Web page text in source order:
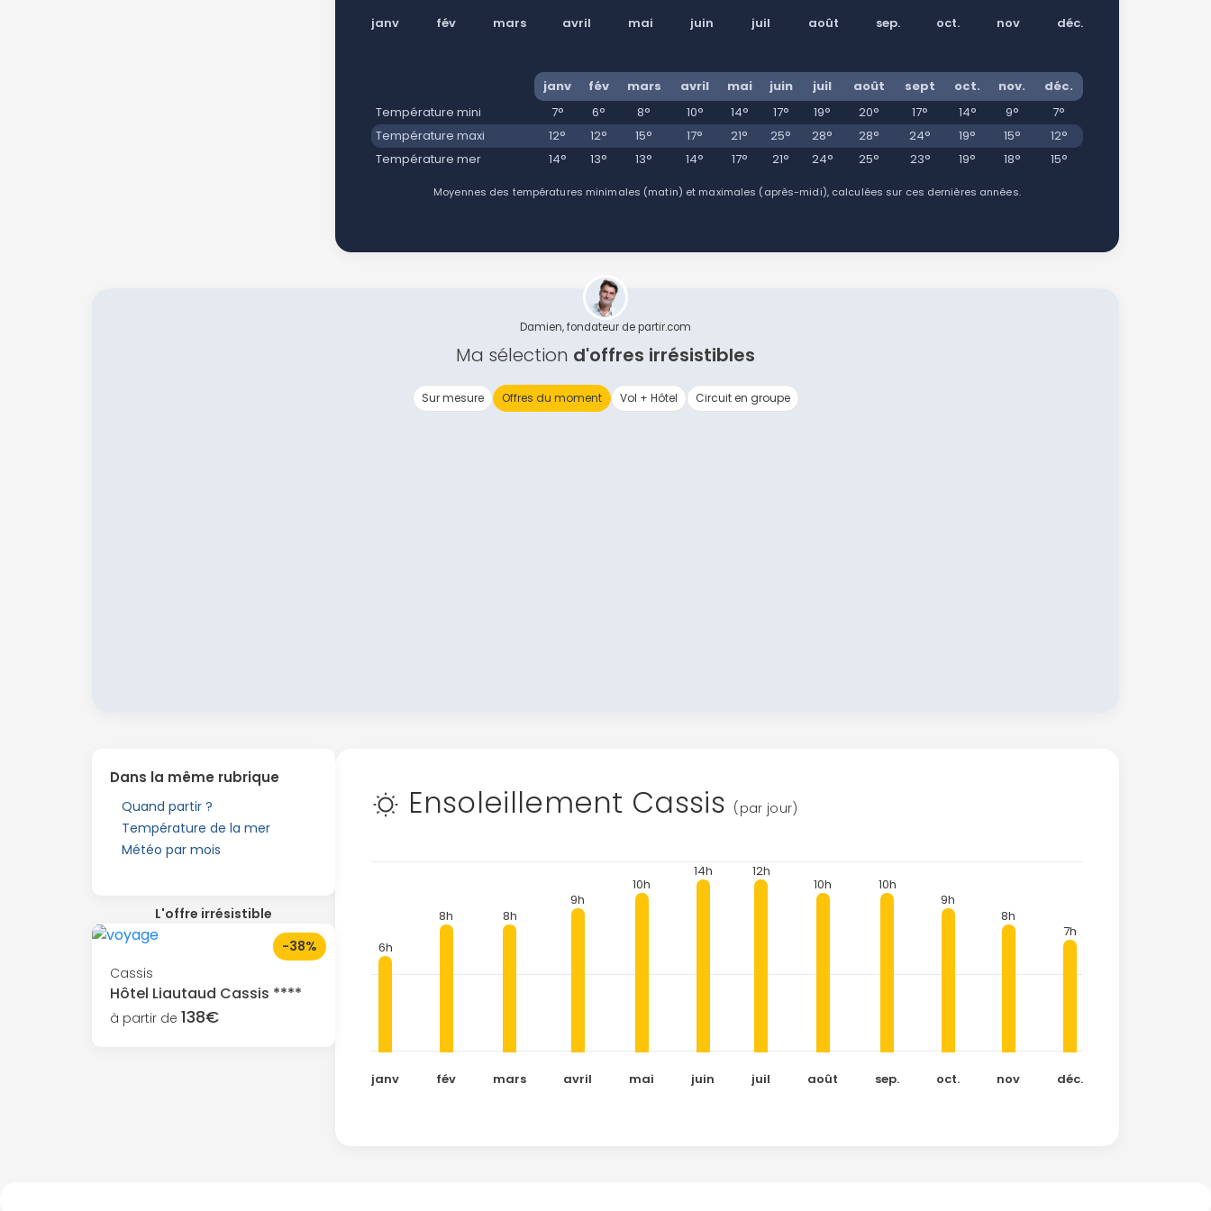
janv fév mars avril mai juin juil août sep. oct. nov déc.
janv fév mars avril mai juin juil août sept oct. nov.
déc.
Température mini
7° 6° 8° 10° 14° 17° 19° 20° 17° 14° 9°
7°
Température maxi
12° 12° 15° 17° 21° 25° 28° 28° 24° 19° 15°
12°
Température mer
14° 13° 13° 14° 17° 21° 24° 25° 23° 19° 18° 15°
Moyennes des températures minimales (matin) et maximales (après-midi), calculées sur ces dernières années.
Damien, fondateur de partir.com
Ma sélection d'offres irrésistibles
Sur mesure Offres du moment Vol + Hôtel Circuit en groupe
Dans la même rubrique
Quand partir ?
Température de la mer
Météo par mois
L'offre irrésistible
Cassis
Hôtel Liautaud Cassis ****
à partir de 138€
-38%
Ensoleillement Cassis (par jour)
janv
6h
fév
8h
mars
8h
avril
9h
mai
10h
juin
14h
juil
12h
août
10h
sep.
10h
oct.
9h
nov
8h
déc.
7h